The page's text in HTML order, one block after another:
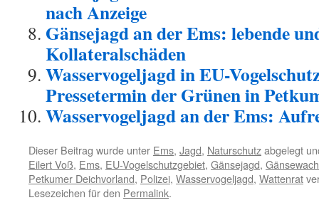
nach Anzeige
Gänsejagd an der Ems: lebende
Kollateralschäden
Wasservogeljagd in EU-
Pressetermin der Grünen in
Wasservogeljagd an der Ems:
Dieser Beitrag wurde unter Ems, Jagd, Naturschutzabgelegt
Eilert Voß, Ems, EU-Vogelschutzgebiet, Gänsejagd,
Petkumer Deichvorland, Polizei, Wasservogeljagd, Wattenrat
Lesezeichen für den Permalink.